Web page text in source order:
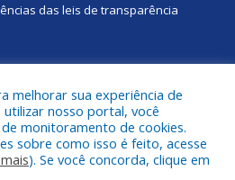
das leis de transparência
a Câmara Municipal de Portel.
melhorar sua experiência de
nosso portal, você
monitoramento de cookies.
sobre como isso é feito, acesse
). Se você concorda, clique em